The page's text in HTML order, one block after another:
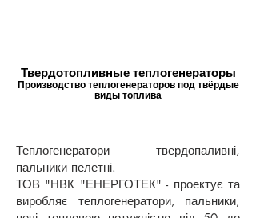
Твердотопливные теплогенераторы
Производство теплогенераторов под твёрдые
виды топлива
Теплогенератори твердопаливні,
пальники пелетні.
ТОВ "НВК "ЕНЕРГОТЕК" - проектує та
виробляє теплогенератори, пальники,